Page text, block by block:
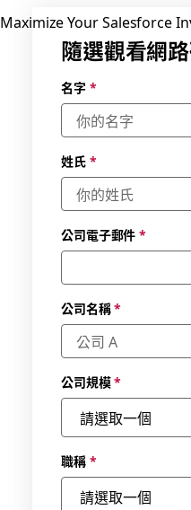
Maximize Your Salesforce
隨選觀看網
選取有
空的日
期與適
合的時
區*
名字*
姓氏*
公司電子郵件 *
公司名稱*
公司規模*
職稱*